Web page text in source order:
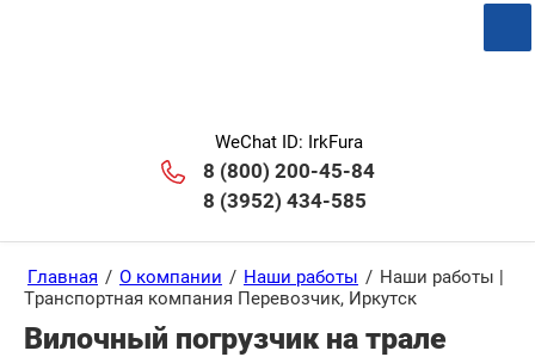
WeChat ID: IrkFura
8 (800) 200-45-84
8 (3952) 434-585
Главная / О компании / Наши работы / Наши работы |
Транспортная компания Перевозчик, Иркутск
Вилочный погрузчик на трале